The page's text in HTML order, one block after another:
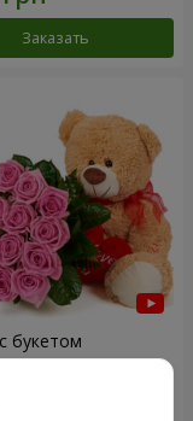
Заказать
букетом